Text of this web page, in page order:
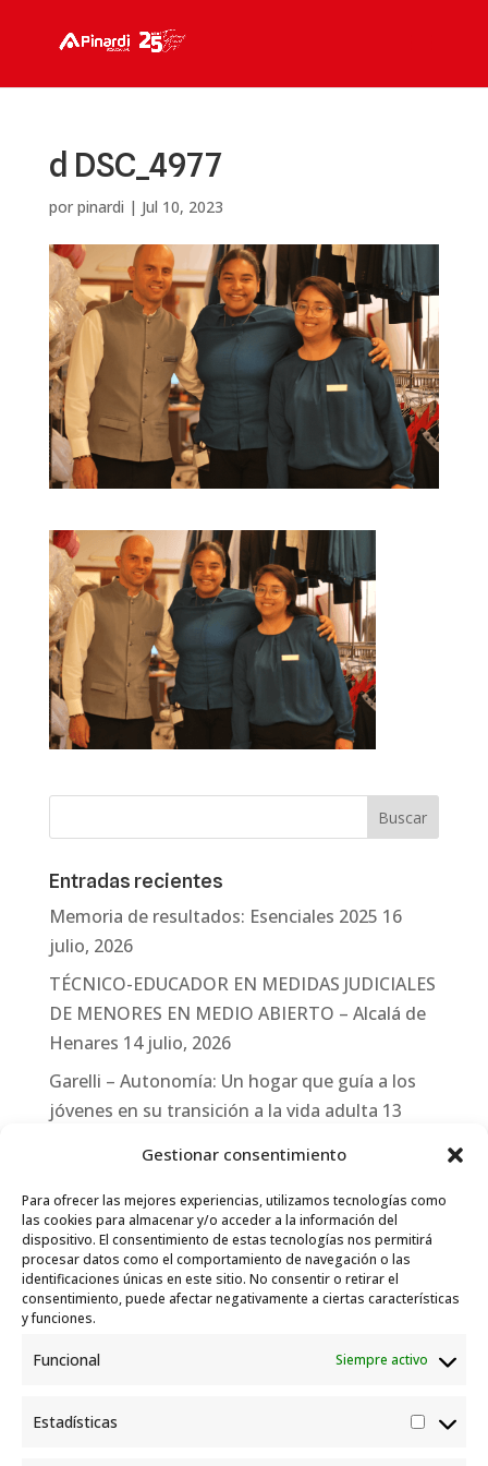
Gestionar consentimiento
Para ofrecer las mejores experiencias, utilizamos tecnologías como
las cookies para almacenar y/o acceder a la información del
dispositivo. El consentimiento de estas tecnologías nos permitirá
procesar datos como el comportamiento de navegación o las
identificaciones únicas en este sitio. No consentir o retirar el
consentimiento, puede afectar negativamente a ciertas características
y funciones.
Funcional Siempre activo
Estadísticas
d DSC_4977
por pinardi | Jul 10, 2023
Entradas recientes
Memoria de resultados: Esenciales 2025 16
julio, 2026
TÉCNICO-EDUCADOR EN MEDIDAS JUDICIALES
DE MENORES EN MEDIO ABIERTO – Alcalá de
Henares 14 julio, 2026
Garelli – Autonomía: Un hogar que guía a los
jóvenes en su transición a la vida adulta 13
Garelli-Refugio: Acciones de empleo en el
marco del Sistema de Acogida de Protección
Internacional 10 julio, 2026